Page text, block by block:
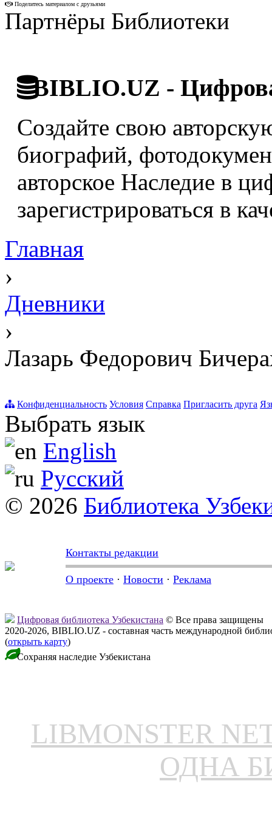
Поделитесь материалом с друзьями
Партнёры Библиотеки
BIBLIO.UZ -
Создайте свою
биографий,
авторское Наследие в
зарегистрироваться в
Главная
›
Дневники
›
Лазарь Федорович
Конфиденциальность Условия Справка Пригласить друга
Выбрать язык
English
Русский
© 2026 Библиотека
Контакты редакции
О проекте · Новости · Реклама
Цифровая библиотека Узбекистана © Все права защищены
2020-2026, BIBLIO.UZ - составная часть международной
(открыть карту)
Сохраняя наследие Узбекистана
LIBMONSTER
ОДНА